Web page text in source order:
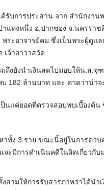
รับการประสาน จาก สำนักงา
แห่งหนึ่ง อ.ปากช่อง จ.นครรา
ระอาจารย์คม ซึ่งเป็นพระผู้ดูแ
จ้าอาวาสวัด
ถึงยังนำเงินสดไปมอบให้น.ส.
บ 182 ล้านบาท และ คาดว่าน่า
นแค่ยอดที่ตรวจสอบพบเบื้องต้
ทั้ง 3 ราย ขณะนี้อยู่ในการควบ
ะมีการดำเนินคดีในผิดเกี่ยวกั
สามให้การรับสารภาพว่าได้น